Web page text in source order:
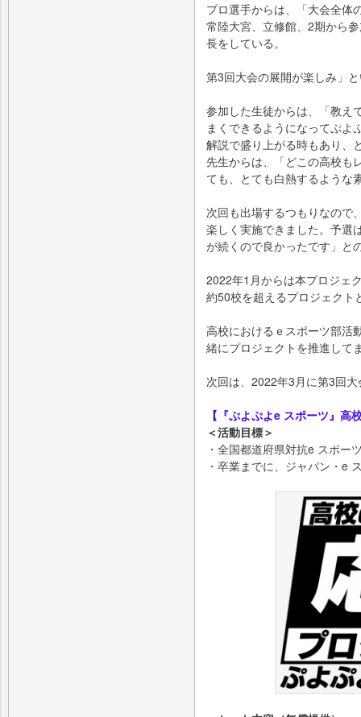
プロ選手からは、「大会全体
常陸大宮、立修館、2期から
長をしている。
第3回大会の展開が楽しみ」
参加した生徒からは、「教え
まくできるようになってぷよ
解説で盛り上がる時もあり、
先生からは、「どこの高校も
ても、とても白熱するような
次回も出場するつもりなので
楽しく実施できました。予選
が続くので良かったです」と
2022年1月からは本プロジェ
約50校を超えるプロジェクト
高校におけるｅスポーツ部活
緒にプロジェクトを推進して
次回は、2022年3月に第3回
【『ぷよぷよe スポーツ』高
＜活動目標＞
・全国都道府県対抗e スポー
・卒業までに、ジャパン・e